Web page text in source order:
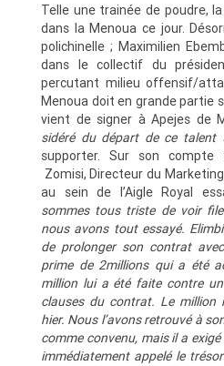
Telle une trainée de poudre,
dans la Menoua ce jour.
polichinelle ; Maximilien
dans le collectif du
percutant milieu offensif/
Menoua doit en grande partie
vient de signer à Apejes de
sidéré du départ de ce talent
supporter. Sur son compte
Zomisi, Directeur du
au sein de l’Aigle Royal
sommes tous triste de voir
nous avons tout essayé.
de prolonger son contrat
prime de 2millions qui a été
million lui a été faite contre
clauses du contrat. Le million
hier. Nous l’avons retrouvé à
comme convenu, mais il a
immédiatement appelé le